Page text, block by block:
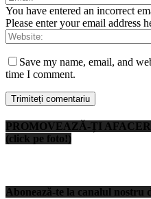
You have entered an incorrect
Please enter your email address
Save my name, email, and
time I comment.
PROMOVEAZĂ-ȚI
(click pe foto!)
Abonează-te la canalul nostru